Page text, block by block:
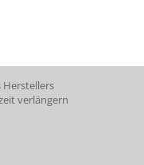
Herstellers
verlängern